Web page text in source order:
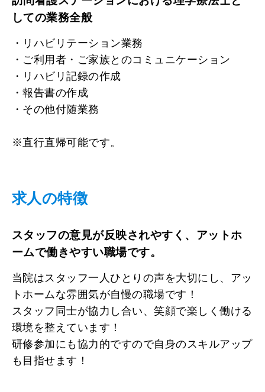
しての業務全般
・リハビリテーション業務
・ご利用者・ご家族とのコミュニケーション
・リハビリ記録の作成
・報告書の作成
・その他付随業務
※直行直帰可能です。
求人の特徴
スタッフの意見が反映されやすく、アットホ
ームで働きやすい職場です。
当院はスタッフ一人ひとりの声を大切にし、アッ
トホームな雰囲気が自慢の職場です！
スタッフ同士が協力し合い、笑顔で楽しく働ける
環境を整えています！
研修参加にも協力的ですので自身のスキルアップ
も目指せます！